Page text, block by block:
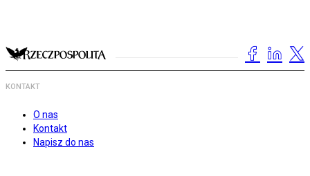
KONTAKT
O nas
Kontakt
Napisz do nas